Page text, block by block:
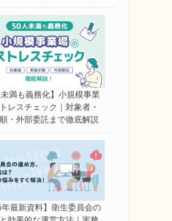
未満も義務化】小規模事業
レスチェック｜対象者・
・外部委託まで徹底解説
年最新資料】衛生委員会の